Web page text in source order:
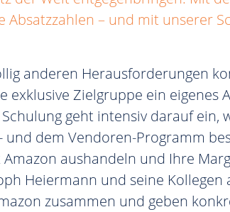
Absatzzahlen – und mit unserer
anderen Herausforderungen
exklusive Zielgruppe ein eigenes
geht intensiv darauf ein,
dem Vendoren-Programm
aushandeln und Ihre
Heiermann und seine Kollegen
zusammen und geben